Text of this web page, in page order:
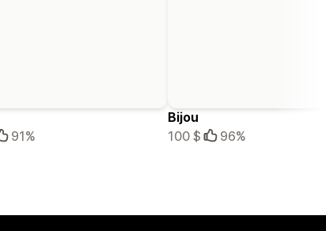
91%
Bijou
100 $
96%